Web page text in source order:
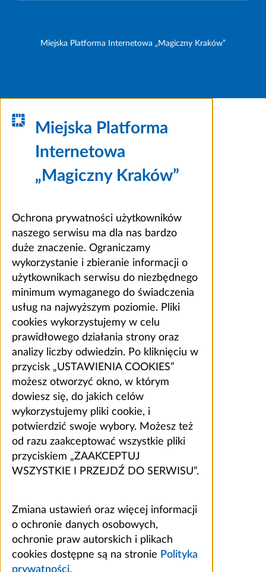
Miejska Platforma Internetowa „Magiczny Kraków”
Miejska Platforma
Internetowa
„Magiczny Kraków”
Ochrona prywatności użytkowników
naszego serwisu ma dla nas bardzo
duże znaczenie. Ograniczamy
wykorzystanie i zbieranie informacji o
użytkownikach serwisu do niezbędnego
minimum wymaganego do świadczenia
usług na najwyższym poziomie. Pliki
cookies wykorzystujemy w celu
prawidłowego działania strony oraz
analizy liczby odwiedzin. Po kliknięciu w
przycisk „USTAWIENIA COOKIES”
możesz otworzyć okno, w którym
dowiesz się, do jakich celów
wykorzystujemy pliki cookie, i
potwierdzić swoje wybory. Możesz też
od razu zaakceptować wszystkie pliki
przyciskiem „ZAAKCEPTUJ
WSZYSTKIE I PRZEJDŹ DO SERWISU”.
Zmiana ustawień oraz więcej informacji
o ochronie danych osobowych,
ochronie praw autorskich i plikach
cookies dostępne są na stronie Polityka
prywatności.